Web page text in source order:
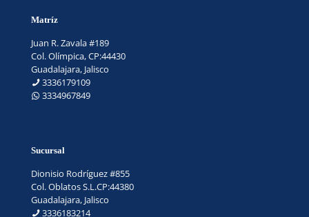
Matríz
Juan R. Zavala #189
Col. Olímpica, CP:44430
Guadalajara, Jalisco
3336179109
3334967849
Sucursal
Dionisio Rodríguez #855
Col. Oblatos S.L.CP:44380
Guadalajara, Jalisco
3336183214